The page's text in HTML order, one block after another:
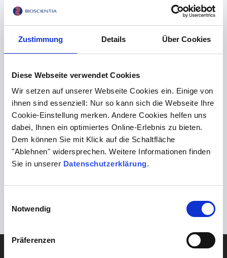
Zustimmung Details Über Cookies
Diese Webseite verwendet Cookies
Wir setzen auf unserer Webseite Cookies ein. Einige von
ihnen sind essenziell: Nur so kann sich die Webseite Ihre
Cookie-Einstellung merken. Andere Cookies helfen uns
dabei, Ihnen ein optimiertes Online-Erlebnis zu bieten.
Dem können Sie mit Klick auf die Schaltfläche
"Ablehnen" widersprechen. Weitere Informationen finden
Sie in unserer Datenschutzerklärung.
Notwendig
Präferenzen
Auch bei dem für Katzen neu zugelassenen
oralen Diabetes-Medikament Senvelgo® ist die
angeraten, um euglykämische Ketoazidosen
rechtzeitig zu erkennen. Sie möchten mehr
06132-781 234oder schreiben Sie uns an
info@biocontrol.de.
Previous
Auf der Suche nach einem Praktikumsplatz?
bei uns in Ingelheim